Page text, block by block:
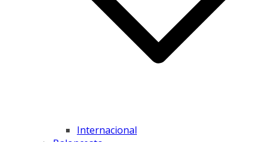
Internacional